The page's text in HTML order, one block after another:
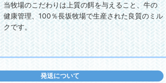
当牧場のこだわりは上質の餌を与えること、牛の
健康管理、100％長坂牧場で生産された良質のミル
クです。
発送について